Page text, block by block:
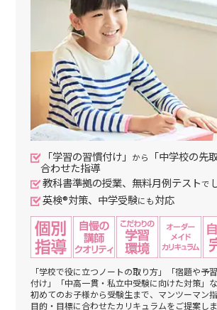
「学習の習慣付け」 から 「中学校の先
合わせた指導
教科書準拠の授業、無料月例テストで
英検®対策、中学受験にも対応
「学校で役に立つノートの取り方」「宿題や予
付け」「中高一貫・私立中受験に向けた対策」
初めてのお子様から受験生まで、マンツーマン
目的・目標に合わせたカリキュラムをご提案しま